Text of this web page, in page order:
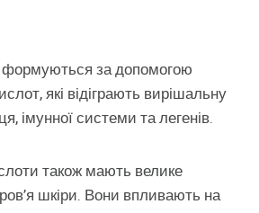
за допомогою
які відіграють вирішальну
імунної системи та легенів.
також мають велике
шкіри. Вони впливають на